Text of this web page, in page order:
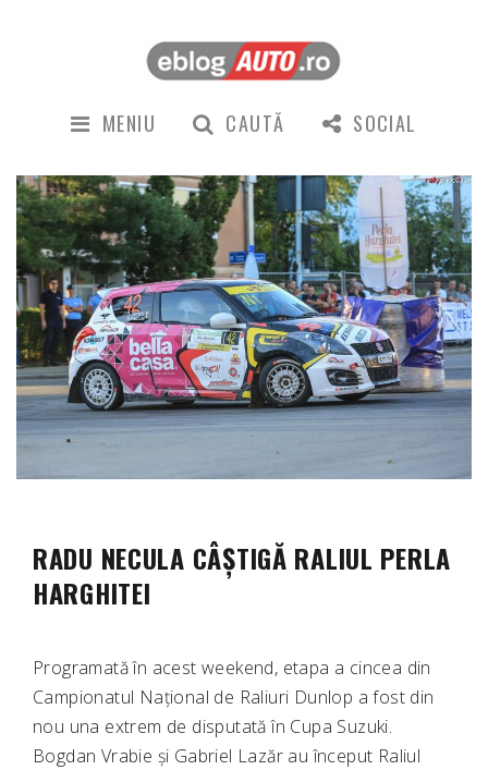
MENIU CAUTĂ SOCIAL
RADU NECULA CÂȘTIGĂ RALIUL PERLA
HARGHITEI
Programată în acest weekend, etapa a cincea din
Campionatul Național de Raliuri Dunlop a fost din
nou una extrem de disputată în Cupa Suzuki.
Bogdan Vrabie și Gabriel Lazăr au început Raliul